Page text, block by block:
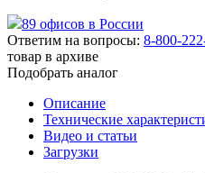
89 офисов в России
Ответим на вопросы: 8-800-
товар в архиве
Подобрать аналог
Описание
Технические
Видео и статьи
Загрузки